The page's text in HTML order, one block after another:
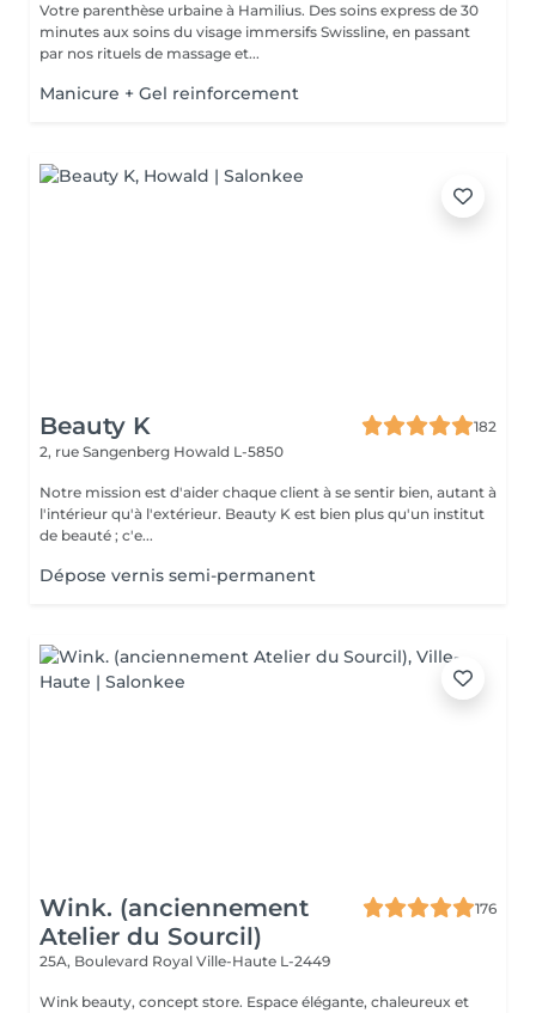
Votre parenthèse urbaine à Hamilius. Des soins express de 30
minutes aux soins du visage immersifs Swissline, en passant
par nos rituels de massage et...
Manicure + Gel reinforcement
Beauty K
182
2, rue Sangenberg Howald L-5850
Notre mission est d'aider chaque client à se sentir bien, autant à
l'intérieur qu'à l'extérieur. Beauty K est bien plus qu'un institut
de beauté ; c'e...
Dépose vernis semi-permanent
Wink. (anciennement
Atelier du Sourcil)
176
25A, Boulevard Royal Ville-Haute L-2449
Wink beauty, concept store. Espace élégante, chaleureux et